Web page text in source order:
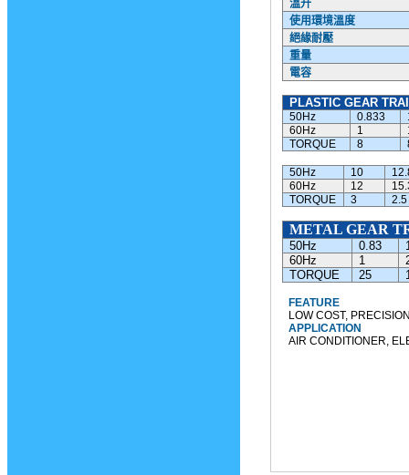
溫升
使用環境溫度
絕緣耐壓
重量
電容
PLASTIC GEAR
50Hz 0.833
60Hz
1
TORQUE
8
50Hz 10
60Hz
12
TORQUE
3 2.5
METAL GEAR
50Hz 0.83
60Hz
1
TORQUE
25
FEATURE
LOW COST,
APPLICATION
AIR CONDITIONER,